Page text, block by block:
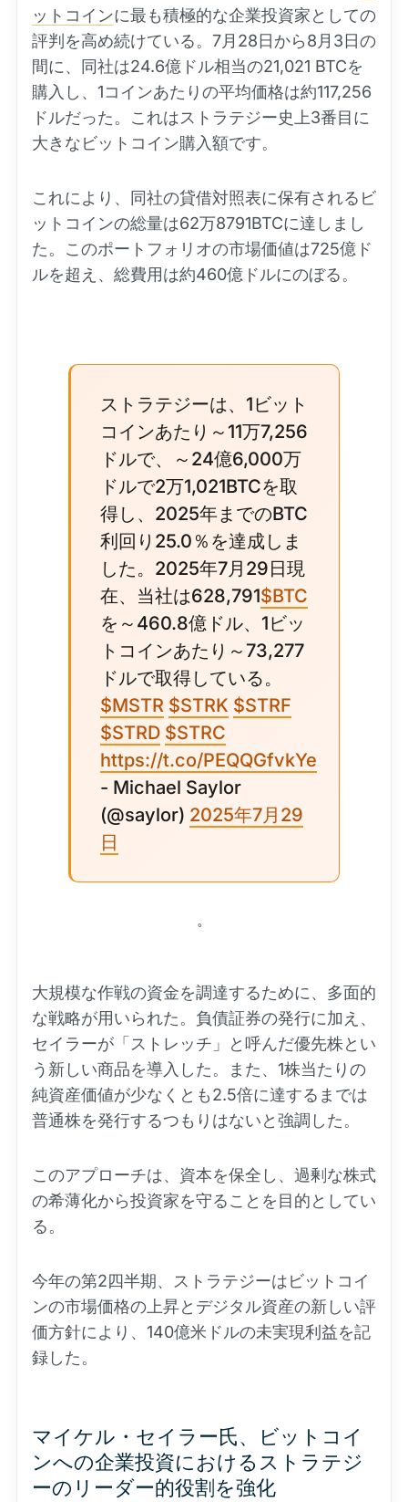
ットコインに最も積極的な企業投資家としての
評判を高め続けている。7月28日から8月3日の
間に、同社は24.6億ドル相当の21,021 BTCを
購入し、1コインあたりの平均価格は約117,256
ドルだった。これはストラテジー史上3番目に
大きなビットコイン購入額です。
これにより、同社の貸借対照表に保有されるビ
ットコインの総量は62万8791BTCに達しまし
た。このポートフォリオの市場価値は725億ド
ルを超え、総費用は約460億ドルにのぼる。
ストラテジーは、1ビット
コインあたり～11万7,256
ドルで、～24億6,000万
ドルで2万1,021BTCを取
得し、2025年までのBTC
利回り25.0％を達成しま
した。2025年7月29日現
在、当社は628,791$BTC
を～460.8億ドル、1ビッ
トコインあたり～73,277
ドルで取得している。
$MSTR $STRK $STRF
$STRD $STRC
https://t.co/PEQQGfvkYe
- Michael Saylor
(@saylor) 2025年7月29
日
。
大規模な作戦の資金を調達するために、多面的
な戦略が用いられた。負債証券の発行に加え、
セイラーが「ストレッチ」と呼んだ優先株とい
う新しい商品を導入した。また、1株当たりの
純資産価値が少なくとも2.5倍に達するまでは
普通株を発行するつもりはないと強調した。
このアプローチは、資本を保全し、過剰な株式
の希薄化から投資家を守ることを目的としてい
る。
今年の第2四半期、ストラテジーはビットコイ
ンの市場価格の上昇とデジタル資産の新しい評
価方針により、140億米ドルの未実現利益を記
録した。
マイケル・セイラー氏、ビットコイ
ンへの企業投資におけるストラテジ
ーのリーダー的役割を強化